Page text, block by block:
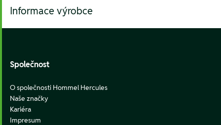
Informace výrobce
Footer
Společnost
O společnosti Hommel Hercules
Naše značky
Kariéra
Impresum